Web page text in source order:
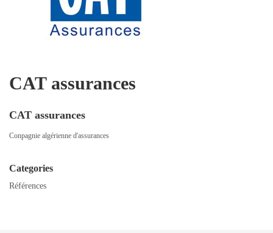
CAT assurances
CAT assurances
Conpagnie algérienne d'assurances
Categories
Références